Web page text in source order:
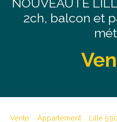
2ch, balcon et
Vente Appartement
Lille